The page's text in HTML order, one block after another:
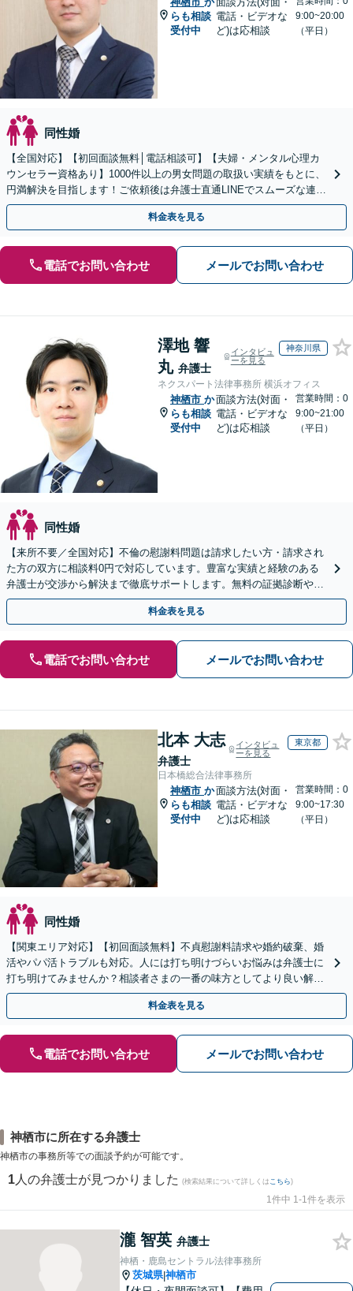
らも相談
受付中
電話・ビデオな
ど)は応相談
9:00~20:00
（平日）
同性婚
【全国対応】【初回面談無料│電話相談可】【夫婦・メンタル心理カ
ウンセラー資格あり】1000件以上の男女問題の取扱い実績をもとに、
円満解決を目指します！ご依頼後は弁護士直通LINEでスムーズな連絡
も可能。セカンドオピニオンのご相談も承ります
料金表を見る
電話でお問い合わせ メールでお問い合わせ
澤地 響
丸 弁護士
インタビュ
ーを見る
神奈川県
ネクスパート法律事務所 横浜オフィス
神栖市 か
らも相談
受付中
面談方法(対面・
電話・ビデオな
ど)は応相談
営業時間：0
9:00~21:00
（平日）
同性婚
【来所不要／全国対応】不倫の慰謝料問題は請求したい方・請求され
た方の双方に相談料0円で対応しています。豊富な実績と経験のある
弁護士が交渉から解決まで徹底サポートします。無料の証拠診断や着
手金の返還保証もありますので安心してご相談ください。
料金表を見る
電話でお問い合わせ メールでお問い合わせ
北本 大志
弁護士
インタビュ
ーを見る
東京都
日本橋総合法律事務所
神栖市 か
らも相談
受付中
面談方法(対面・
電話・ビデオな
ど)は応相談
営業時間：0
9:00~17:30
（平日）
同性婚
【関東エリア対応】【初回面談無料】不貞慰謝料請求や婚約破棄、婚
活やパパ活トラブルも対応。人には打ち明けづらいお悩みは弁護士に
打ち明けてみませんか？相談者さまの一番の味方としてより良い解決
を実現するべく法的側面よりお力添えします【分割払い可】
料金表を見る
電話でお問い合わせ メールでお問い合わせ
神栖市に所在する弁護士
神栖市の事務所等での面談予約が可能です。
1 人の弁護士が見つかりました (検索結果について詳しくは こちら)
1件中 1-1件を表示
瀧 智英 弁護士
神栖・鹿島セントラル法律事務所
茨城県|神栖市